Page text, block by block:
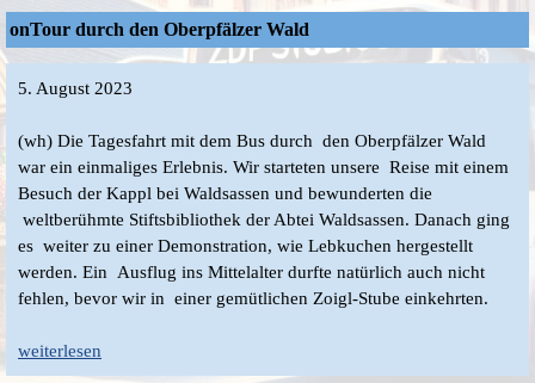
onTour durch den Oberpfälzer Wald
5. August 2023
(wh) Die Tagesfahrt mit dem Bus durch den Oberpfälzer Wald
war ein einmaliges Erlebnis. Wir starteten unsere Reise mit einem
Besuch der Kappl bei Waldsassen und bewunderten die
weltberühmte Stiftsbibliothek der Abtei Waldsassen. Danach ging
es weiter zu einer Demonstration, wie Lebkuchen hergestellt
werden. Ein Ausflug ins Mittelalter durfte natürlich auch nicht
fehlen, bevor wir in einer gemütlichen Zoigl-Stube einkehrten.
weiterlesen